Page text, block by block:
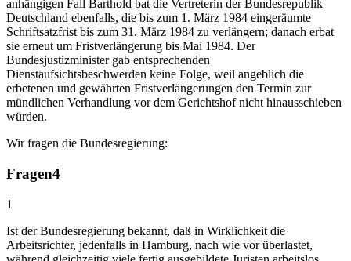
anhängigen Fall Barthold bat die Vertreterin der Bundesrepublik
Deutschland ebenfalls, die bis zum 1. März 1984 eingeräumte
Schriftsatzfrist bis zum 31. März 1984 zu verlängern; danach erbat
sie erneut um Fristverlängerung bis Mai 1984. Der
Bundesjustizminister gab entsprechenden
Dienstaufsichtsbeschwerden keine Folge, weil angeblich die
erbetenen und gewährten Fristverlängerungen den Termin zur
mündlichen Verhandlung vor dem Gerichtshof nicht hinausschieben
würden.
Wir fragen die Bundesregierung:
Fragen4
1
Ist der Bundesregierung bekannt, daß in Wirklichkeit die
Arbeitsrichter, jedenfalls in Hamburg, nach wie vor überlastet,